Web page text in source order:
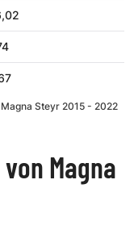
Steyr 2015 - 2022
Magna